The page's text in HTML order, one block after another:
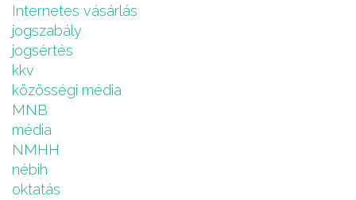
Internetes vásárlás
jogszabály
jogsértés
kkv
közösségi média
MNB
média
NMHH
nébih
oktatás